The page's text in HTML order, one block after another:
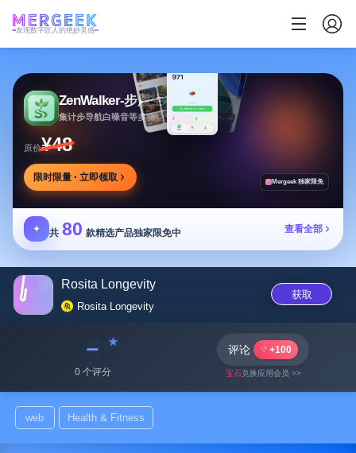
发现数字匠人的绝妙灵感
ZenWalker-步履生花
集计步导航白噪音等多功能于一体的健康应用
原价¥48
限时限量 · 立即领取 Mergeek 独家限免
✦ 共 80 款精选产品独家限免中 查看全部
Rosita Longevity
Rosita Longevity
获取
﹣
0 个评分
评论 +100
宝石兑换应用会员 >>
web Health & Fitness